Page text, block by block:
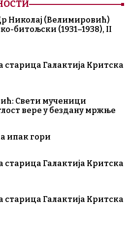
Николај (Велимировић)
битољски (1931–1938), II
старица Галактија Критска
Свети мученици
вере у бездану мржње
ипак гори
старица Галактија Критска
старица Галактија Критска